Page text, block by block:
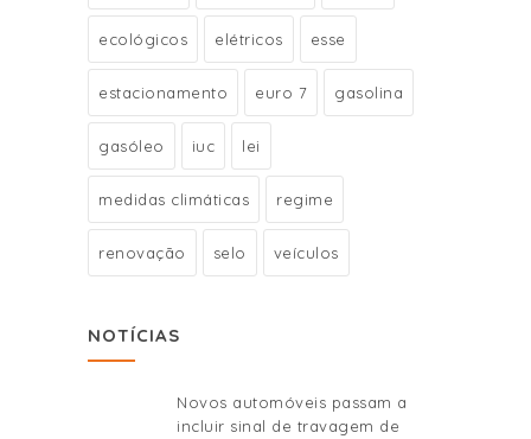
ecológicos elétricos esse
estacionamento euro 7 gasolina
gasóleo iuc lei
medidas climáticas regime
renovação selo veículos
NOTÍCIAS
Novos automóveis passam a
incluir sinal de travagem de